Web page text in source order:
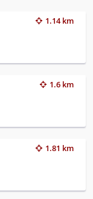
1.14 km
1.6 km
1.81 km